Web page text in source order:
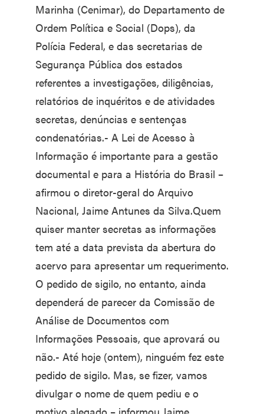
Marinha (Cenimar), do Departamento de
Ordem Política e Social (Dops), da
Polícia Federal, e das secretarias de
Segurança Pública dos estados
referentes a investigações, diligências,
relatórios de inquéritos e de atividades
secretas, denúncias e sentenças
condenatórias.- A Lei de Acesso à
Informação é importante para a gestão
documental e para a História do Brasil –
afirmou o diretor-geral do Arquivo
Nacional, Jaime Antunes da Silva.Quem
quiser manter secretas as informações
tem até a data prevista da abertura do
acervo para apresentar um requerimento.
O pedido de sigilo, no entanto, ainda
dependerá de parecer da Comissão de
Análise de Documentos com
Informações Pessoais, que aprovará ou
não.- Até hoje (ontem), ninguém fez este
pedido de sigilo. Mas, se fizer, vamos
divulgar o nome de quem pediu e o